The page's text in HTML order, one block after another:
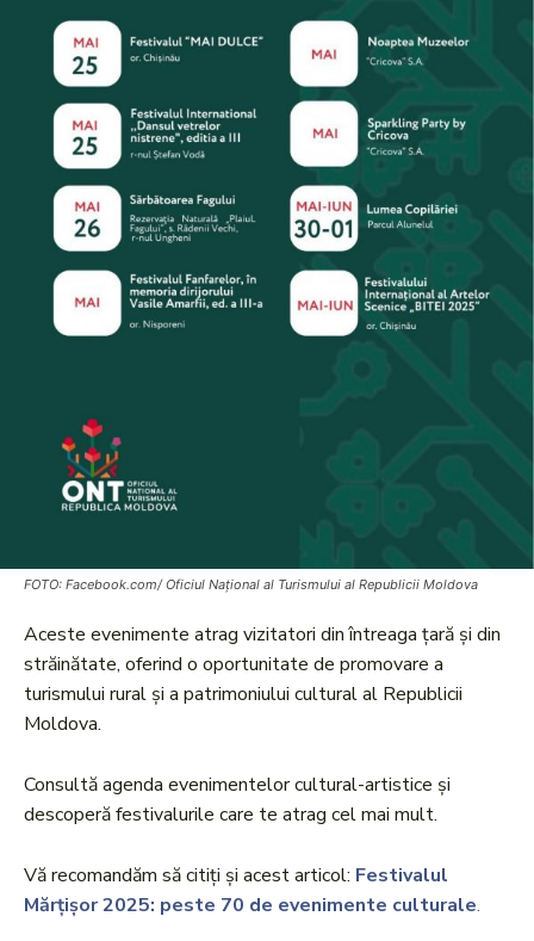
FOTO: Facebook.com/ Oficiul Național al Turismului al Republicii Moldova
Aceste evenimente atrag vizitatori din întreaga țară și din
străinătate, oferind o oportunitate de promovare a
turismului rural și a patrimoniului cultural al Republicii
Moldova.
Consultă agenda evenimentelor cultural-artistice și
descoperă festivalurile care te atrag cel mai mult.
Vă recomandăm să citiți și acest articol: Festivalul
Mărțișor 2025: peste 70 de evenimente culturale.